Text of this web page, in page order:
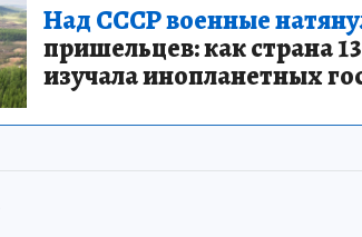
Над СССР военные
пришельцев: как страна
изучала инопланетных